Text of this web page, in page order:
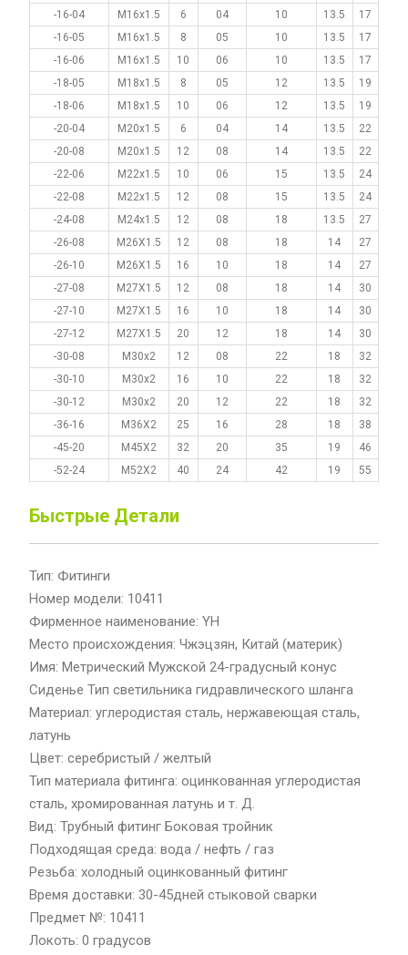
-16-04 M16x1.5 6 04 10 13.5
17
-16-05
M16x1.5 8 05 10 13.5
17
-16-06
M16x1.5 10 06 10 13.5
17
-18-05
M18x1.5 8 05 12 13.5
19
-18-06
M18x1.5 10 06 12 13.5
19
-20-04
M20x1.5 6 04 14 13.5
22
-20-08
M20x1.5 12 08 14 13.5
22
-22-06
M22x1.5 10 06 15 13.5
24
-22-08
M22x1.5 12 08 15 13.5
24
-24-08
M24x1.5 12 08 18 13.5
27
-26-08
M26X1.5 12 08 18 14
27
-26-10
M26X1.5 16 10 18 14
27
-27-08
M27X1.5 12 08 18 14
30
-27-10
M27X1.5 16 10 18 14
30
-27-12
M27X1.5 20 12 18 14
30
-30-08
M30x2 12 08 22 18
32
-30-10
M30x2 16 10 22 18
32
-30-12
M30x2 20 12 22 18
32
-36-16
M36X2 25 16 28 18
38
-45-20
M45X2 32 20 35 19
46
-52-24
M52X2 40 24 42 19 55
Быстрые Детали
Тип: Фитинги
Номер модели: 10411
Фирменное наименование: YH
Место происхождения: Чжэцзян, Китай (материк)
Имя: Метрический Мужской 24-градусный конус
Сиденье Тип светильника гидравлического шланга
Материал: углеродистая сталь, нержавеющая сталь,
латунь
Цвет: серебристый / желтый
Тип материала фитинга: оцинкованная углеродистая
сталь, хромированная латунь и т. Д.
Вид: Трубный фитинг Боковая тройник
Подходящая среда: вода / нефть / газ
Резьба: холодный оцинкованный фитинг
Время доставки: 30-45дней стыковой сварки
Предмет №: 10411
Локоть: 0 градусов